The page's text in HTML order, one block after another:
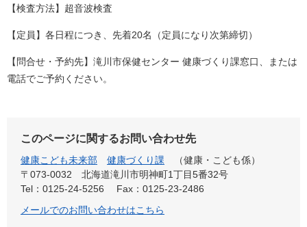
【検査方法】超音波検査
【定員】各日程につき、先着20名（定員になり次第締切）
【問合せ・予約先】滝川市保健センター 健康づくり課窓口、または
電話でご予約ください。
このページに関するお問い合わせ先
健康こども未来部 健康づくり課
健康・こども係
〒073-0032
北海道滝川市明神町1丁目5番32号
Tel：0125-24-5256
Fax：0125-23-2486
メールでのお問い合わせはこちら